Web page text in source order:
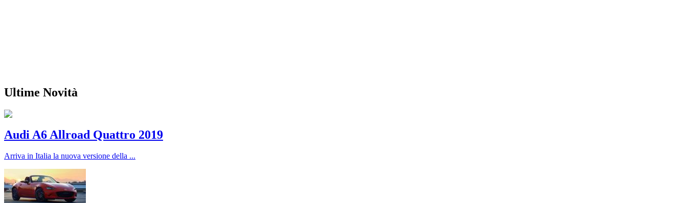
Ultime Novità
Audi A6 Allroad Quattro 2019
Arriva in Italia la nuova versione della ...